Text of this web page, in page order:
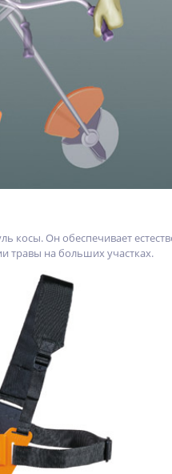
косы. Он обеспечивает
травы на больших участках.